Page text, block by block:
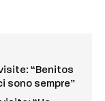
“Benitos
sono sempre”